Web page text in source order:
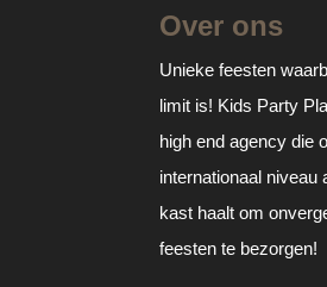
Over ons
Unieke feesten
limit is! Kids Party
high end agency die
internationaal niveau
kast haalt om
feesten te bezorgen!